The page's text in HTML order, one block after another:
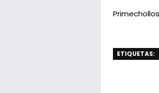
ETIQUETAS: